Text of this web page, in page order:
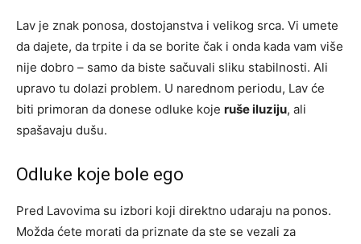
Lav je znak ponosa, dostojanstva i velikog srca. Vi umete
da dajete, da trpite i da se borite čak i onda kada vam više
nije dobro – samo da biste sačuvali sliku stabilnosti. Ali
upravo tu dolazi problem. U narednom periodu, Lav će
biti primoran da donese odluke koje ruše iluziju, ali
spašavaju dušu.
Odluke koje bole ego
Pred Lavovima su izbori koji direktno udaraju na ponos.
Možda ćete morati da priznate da ste se vezali za